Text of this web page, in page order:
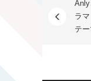
Anly
ラ
テー